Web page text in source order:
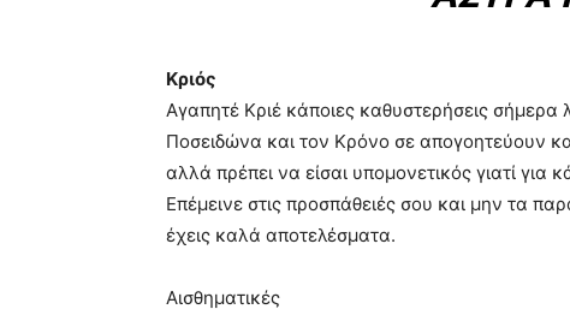
Κριός
Αγαπητέ Κριέ κάποιες καθυστερήσεις
Ποσειδώνα και τον Κρόνο σε απογοητεύουν
αλλά πρέπει να είσαι υπομονετικός γιατί για
Επέμεινε στις προσπάθειές σου και μην τα
έχεις καλά αποτελέσματα.
Αισθηματικές